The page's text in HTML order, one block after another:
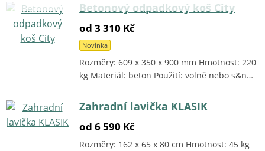
Betonový odpadkový koš City
od 3 310 Kč
Novinka
Rozměry: 609 x 350 x 900 mm Hmotnost: 220
kg Materiál: beton Použití: volně nebo s&n…
Zahradní lavička KLASIK
od 6 590 Kč
Rozměry: 162 x 65 x 80 cm Hmotnost: 45 kg